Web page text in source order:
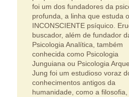
foi um dos fundadores da
profunda, a linha que estuda o
INCONSCIENTE psíquico.
buscador, além de fundador
Psicologia Analítica, também
conhecida como Psicologia
Junguiana ou Psicologia
Jung foi um estudioso voraz
conhecimentos antigos da
humanidade, como a filosofia,